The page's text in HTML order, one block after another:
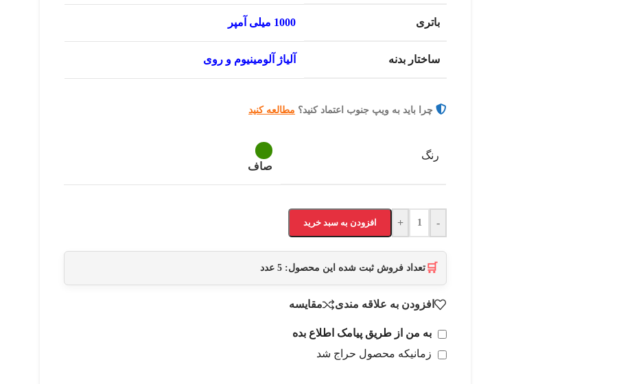
باتری 1000 میلی آمپر
ساختار بدنه آلیاژ آلومینیوم و روی
چرا باید به ویپ جنوب اعتماد کنید؟ مطالعه کنید
رنگ
صاف
-
+ افزودن به سبد خرید
🛒 تعداد فروش ثبت شده این محصول: 5عدد
افزودن به علاقه مندی مقایسه
به من از طریق پیامک اطلاع بده
زمانیکه محصول حراج شد